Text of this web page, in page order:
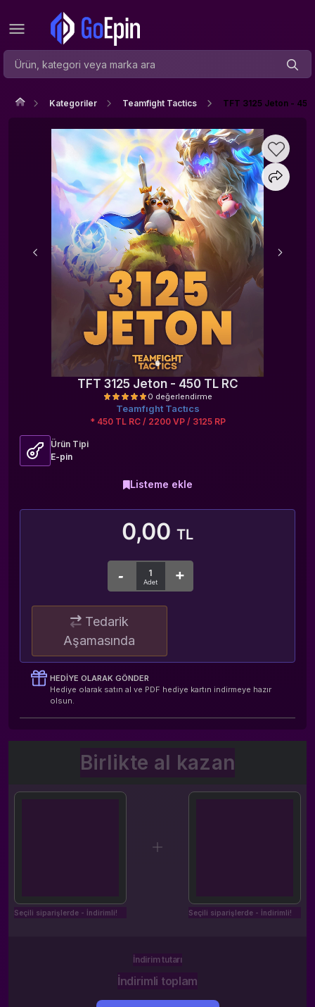
Kategoriler Teamfight Tactics TFT 3125 Jeton - 450
TFT 3125 Jeton - 450 TL RC
Teamfıght Tactıcs
* 450 TL RC / 2200 VP / 3125 RP
Ürün Tipi
E-pin
Listeme ekle
0,00 TL
Tedarik
Aşamasında
HEDIYE OLARAK GÖNDER
Hediye olarak satın al ve PDF hediye kartın indirmeye hazır
olsun.
Birlikte al kazan
Seçili siparişlerde - İndirimli! Seçili siparişlerde - İndirimli!
İndirim tutarı
İndirimli toplam